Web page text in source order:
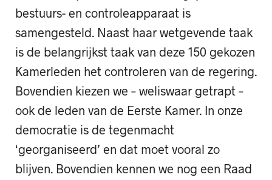
bestuurs- en controleapparaat is
samengesteld. Naast haar wetgevende taak
is de belangrijkst taak van deze 150 gekozen
Kamerleden het controleren van de regering.
Bovendien kiezen we – weliswaar getrapt –
ook de leden van de Eerste Kamer. In onze
democratie is de tegenmacht
‘georganiseerd’ en dat moet vooral zo
blijven. Bovendien kennen we nog een Raad